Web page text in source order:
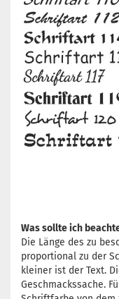
Was sollte ich
Die Länge des zu
proportional zu der
kleiner ist der Text.
Geschmackssache.